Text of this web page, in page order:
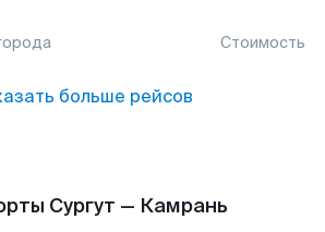
Стоимость
больше рейсов
Сургут — Камрань